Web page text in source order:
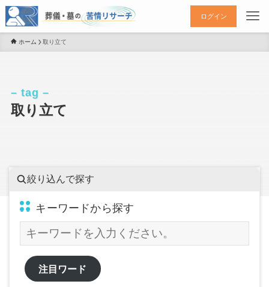
ログイン
ホーム 取り立て
取り立て
– tag –
絞り込んで探す
キーワードから探す
注目ワード